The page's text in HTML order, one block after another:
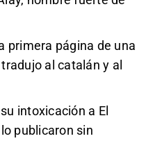
primera página de una
al catalán y al
intoxicación a El
publicaron sin